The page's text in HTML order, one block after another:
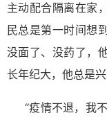
主动配合隔离在家
民总是第一时间想
没面了、没药了，
长年纪大，他总是
“疫情不退，我不